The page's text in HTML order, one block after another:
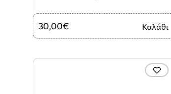
30,00€ Καλάθι